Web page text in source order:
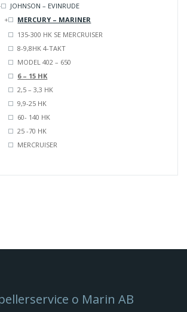
JOHNSON – EVINRUDE
MERCURY – MARINER
135-300 HK SE MERCRUISER
8-9,8HK 4-TAKT
MODEL 402 – 650
6 – 15 HK
2,5 – 3,3 HK
9,9-25 HK
60- 140 HK
25 -70 HK
MERCRUISER
o Marin AB